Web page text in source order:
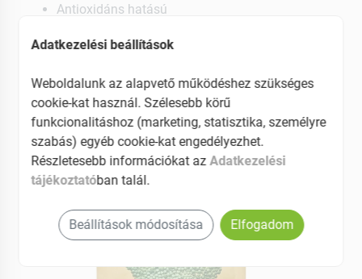
Antioxidáns hatású
EAN: 5999559312762
Adatkezelési beállítások
Weboldalunk az alapvető működéshez szükséges
cookie-kat használ. Szélesebb körű
funkcionalitáshoz (marketing, statisztika, személyre
szabás) egyéb cookie-kat engedélyezhet.
Részletesebb információkat az Adatkezelési
tájékoztatóban talál.
Beállítások módosítása Elfogadom